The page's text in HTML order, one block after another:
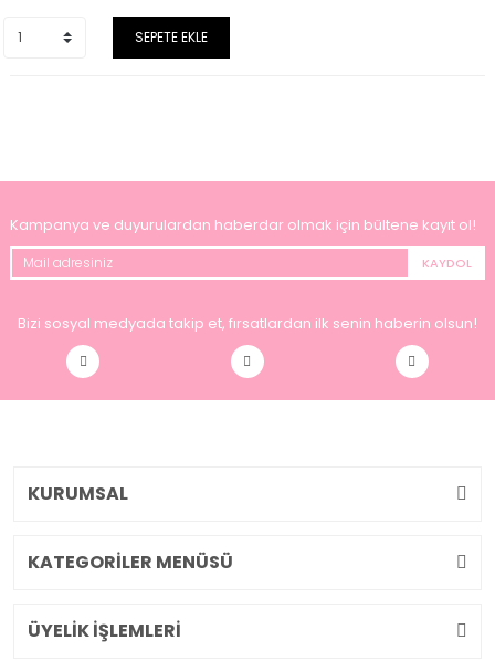
SEPETE EKLE
Kampanya ve duyurulardan haberdar olmak için bültene kayıt ol!
KAYDOL
Bizi sosyal medyada takip et, fırsatlardan ilk senin haberin olsun!
KURUMSAL
KATEGORİLER MENÜSÜ
ÜYELİK İŞLEMLERİ